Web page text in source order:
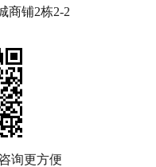
商铺2栋2-2
询更方便